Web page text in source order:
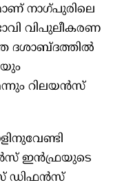
നാഗ്പുരിലെ
ഭാവി വിപുലീകരണ
ദശാബ്ദത്തിൽ
റിലയൻസ്
ഇൻഫ്രയുടെ
ഡിഫൻസ്